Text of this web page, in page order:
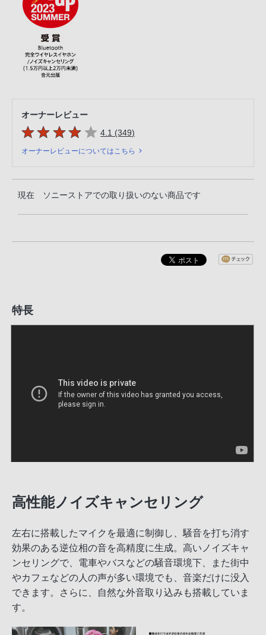
オーナーレビュー
5つの星のうち
4.1 (349件のレビュー
)
オーナーレビューについてはこちら
現在 ソニーストアでの取り扱いのない商品です
特長
高性能ノイズキャンセリング
左右に搭載したマイクを最適に制御し、騒音を打ち消す
効果のある逆位相の音を高精度に生成。高いノイズキャ
ンセリングで、電車やバスなどの騒音環境下、また街中
やカフェなどの人の声が多い環境でも、音楽だけに没入
できます。さらに、自然な外音取り込みも搭載していま
す。